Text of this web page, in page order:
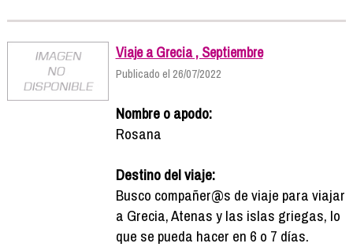
Viaje a Grecia , Septiembre
Publicado el 26/07/2022
Nombre o apodo:
Rosana
Destino del viaje:
Busco compañer@s de viaje para viajar
a Grecia, Atenas y las islas griegas, lo
que se pueda hacer en 6 o 7 días.